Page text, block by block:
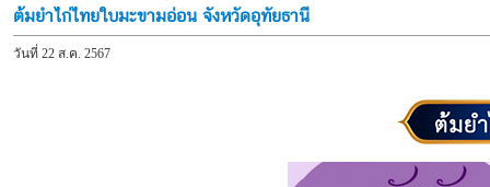
ต้มยำไก่ไทยใบมะขามอ่อน จังหวัดอุทัยธานี
วันที่ 22 ส.ค. 2567